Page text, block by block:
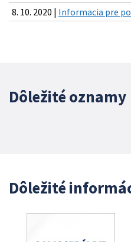
8. 10. 2020 | Informacia pre
Dôležité oznamy
Dôležité